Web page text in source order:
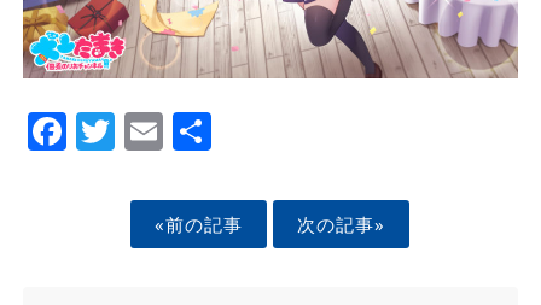
Facebook
Twitter
EmailShare
«前の記事 次の記事»